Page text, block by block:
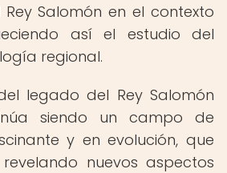
Salomón en el contexto
así el estudio del
regional.
legado del Rey Salomón
siendo un campo de
y en evolución, que
nuevos aspectos